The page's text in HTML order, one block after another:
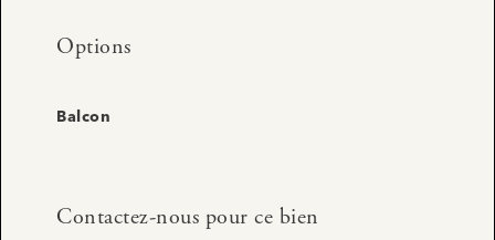
Options
Balcon
Contactez-nous pour ce bien